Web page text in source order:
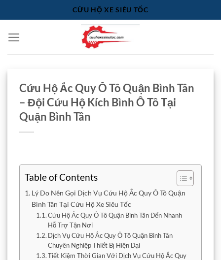
qua
dung
CỨU HỘ XE SIÊU TỐC
Cứu Hộ Ắc Quy Ô Tô Quận Bình Tân
– Đội Cứu Hộ Kích Bình Ô Tô Tại
Quận Bình Tân
Table of Contents
Lý Do Nên Gọi Dịch Vụ Cứu Hộ Ắc Quy Ô Tô Quận
Bình Tân Tại Cứu Hộ Xe Siêu Tốc
Cứu Hộ Ắc Quy Ô Tô Quận Bình Tân Đến Nhanh
Hỗ Trợ Tận Nơi
Dịch Vụ Cứu Hộ Ắc Quy Ô Tô Quận Bình Tân
Chuyên Nghiệp Thiết Bị Hiện Đại
Tiết Kiệm Thời Gian Với Dịch Vụ Cứu Hộ Ắc Quy